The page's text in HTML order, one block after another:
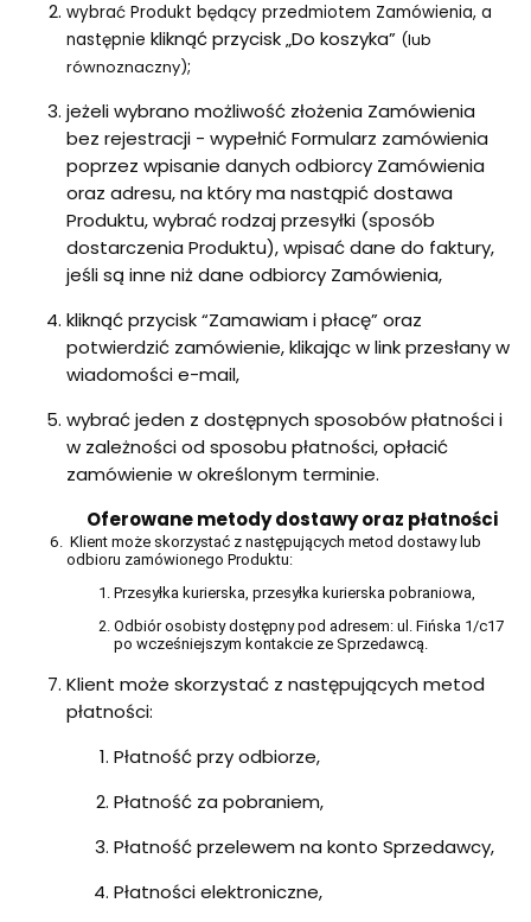
wybrać Produkt będący przedmiotem Zamówienia, a
następnie kliknąć przycisk „Do koszyka” (lub
równoznaczny);
jeżeli wybrano możliwość złożenia Zamówienia
bez rejestracji - wypełnić Formularz zamówienia
poprzez wpisanie danych odbiorcy Zamówienia
oraz adresu, na który ma nastąpić dostawa
Produktu, wybrać rodzaj przesyłki (sposób
dostarczenia Produktu), wpisać dane do faktury,
jeśli są inne niż dane odbiorcy Zamówienia,
kliknąć przycisk “Zamawiam i płacę” oraz
potwierdzić zamówienie, klikając w link przesłany w
wiadomości e-mail,
wybrać jeden z dostępnych sposobów płatności i
w zależności od sposobu płatności, opłacić
zamówienie w określonym terminie.
Oferowane metody dostawy oraz płatności
Klient może skorzystać z następujących metod dostawy lub
odbioru zamówionego Produktu:
Przesyłka kurierska, przesyłka kurierska pobraniowa,
Odbiór osobisty dostępny pod adresem: ul. Fińska 1/c17
po wcześniejszym kontakcie ze Sprzedawcą.
Klient może skorzystać z następujących metod
płatności:
Płatność przy odbiorze,
Płatność za pobraniem,
Płatność przelewem na konto Sprzedawcy,
Płatności elektroniczne,